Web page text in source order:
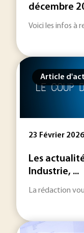
décembre
Voici les infos à
Article
23 Février 2026
Les
Industrie, ...
La rédaction